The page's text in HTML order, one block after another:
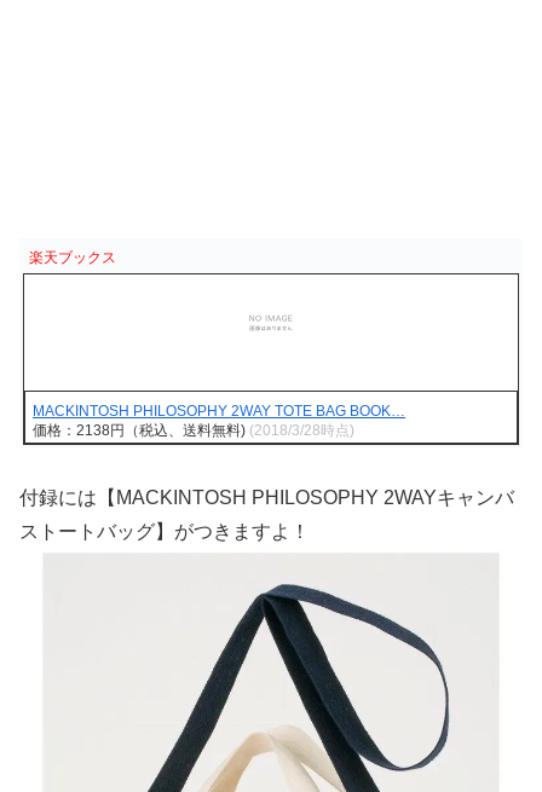
楽天ブックス
MACKINTOSH PHILOSOPHY 2WAY TOTE BAG BOOK…
価格：2138円（税込、送料無料) (2018/3/28時点)
付録には【MACKINTOSH PHILOSOPHY 2WAYキャンバ
ストートバッグ】がつきますよ！